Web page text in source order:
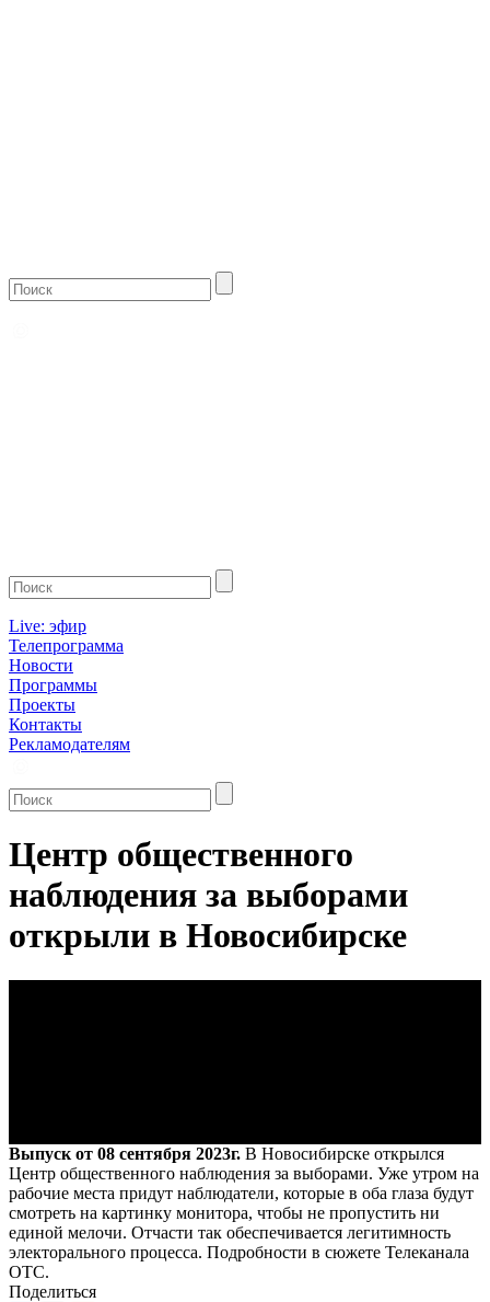
Live: эфир
Телепрограмма
Новости
Программы
Проекты
Контакты
Рекламодателям
Центр общественного
наблюдения за выборами
открыли в Новосибирске
Выпуск от 08 сентября 2023г. В Новосибирске открылся
Центр общественного наблюдения за выборами. Уже утром на
рабочие места придут наблюдатели, которые в оба глаза будут
смотреть на картинку монитора, чтобы не пропустить ни
единой мелочи. Отчасти так обеспечивается легитимность
электорального процесса. Подробности в сюжете Телеканала
ОТС.
Поделиться